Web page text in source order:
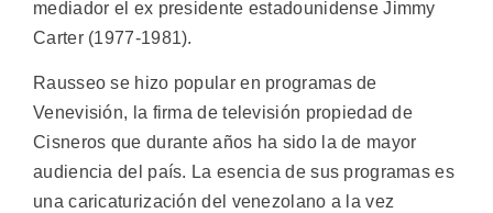
mediador el ex presidente estadounidense Jimmy
Carter (1977-1981).
Rausseo se hizo popular en programas de
Venevisión, la firma de televisión propiedad de
Cisneros que durante años ha sido la de mayor
audiencia del país. La esencia de sus programas es
una caricaturización del venezolano a la vez